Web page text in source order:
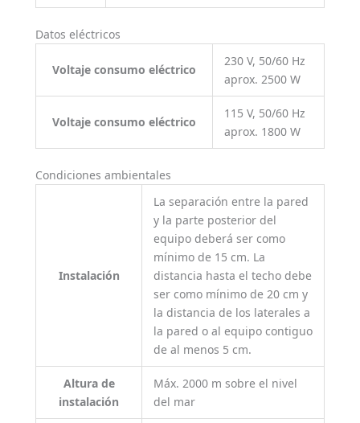
Datos eléctricos
Voltaje consumo eléctrico
230 V, 50/60 Hz
aprox. 2500 W
Voltaje consumo eléctrico
115 V, 50/60 Hz
aprox. 1800 W
Condiciones ambientales
Instalación
La separación entre la pared
y la parte posterior del
equipo deberá ser como
mínimo de 15 cm. La
distancia hasta el techo debe
ser como mínimo de 20 cm y
la distancia de los laterales a
la pared o al equipo contiguo
de al menos 5 cm.
Altura de
instalación
Máx. 2000 m sobre el nivel
del mar